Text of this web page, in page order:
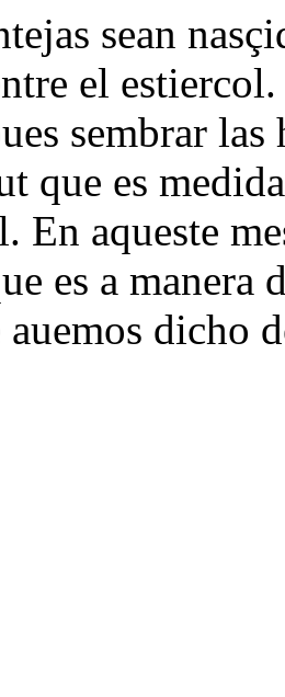
sean
el
sembrar
que es
En aqueste
es a manera
dicho